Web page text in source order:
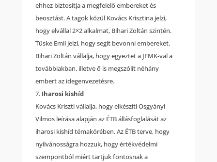
ehhez biztosítja a megfelelő embereket és
beosztást. A tagok közül Kovács Krisztina jelzi,
hogy elvállal 2×2 alkalmat, Bihari Zoltán szintén.
Tüske Emil jelzi, hogy segít bevonni embereket.
Bihari Zoltán vállalja, hogy egyeztet a JFMK-val a
továbbiakban, illetve ő is megszólít néhány
embert az idegenvezetésre.
Iharosi kishíd
Kovács Kriszti vállalja, hogy elkészíti Osgyányi
Vilmos leírása alapján az ÉTB állásfoglalását az
iharosi kishíd témakörében. Az ÉTB terve, hogy
nyilvánosságra hozzuk, hogy értékvédelmi
szempontból miért tartjuk fontosnak a